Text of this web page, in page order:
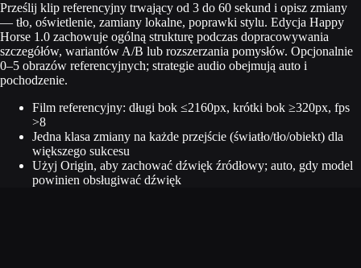
Prześlij klip referencyjny trwający od 3 do 60 sekund i opisz zmiany
— tło, oświetlenie, zamiany lokalne, poprawki stylu. Edycja Happy
Horse 1.0 zachowuje ogólną strukturę podczas dopracowywania
szczegółów, wariantów A/B lub rozszerzania pomysłów. Opcjonalnie
0–5 obrazów referencyjnych; strategie audio obejmują auto i
pochodzenie.
Film referencyjny: długi bok ≤2160px, krótki bok ≥320px, fps
>8
Jedna klasa zmiany na każde przejście (światło/tło/obiekt) dla
większego sukcesu
Użyj Origin, aby zachować dźwięk źródłowy; auto, gdy model
powinien obsługiwać dźwięk